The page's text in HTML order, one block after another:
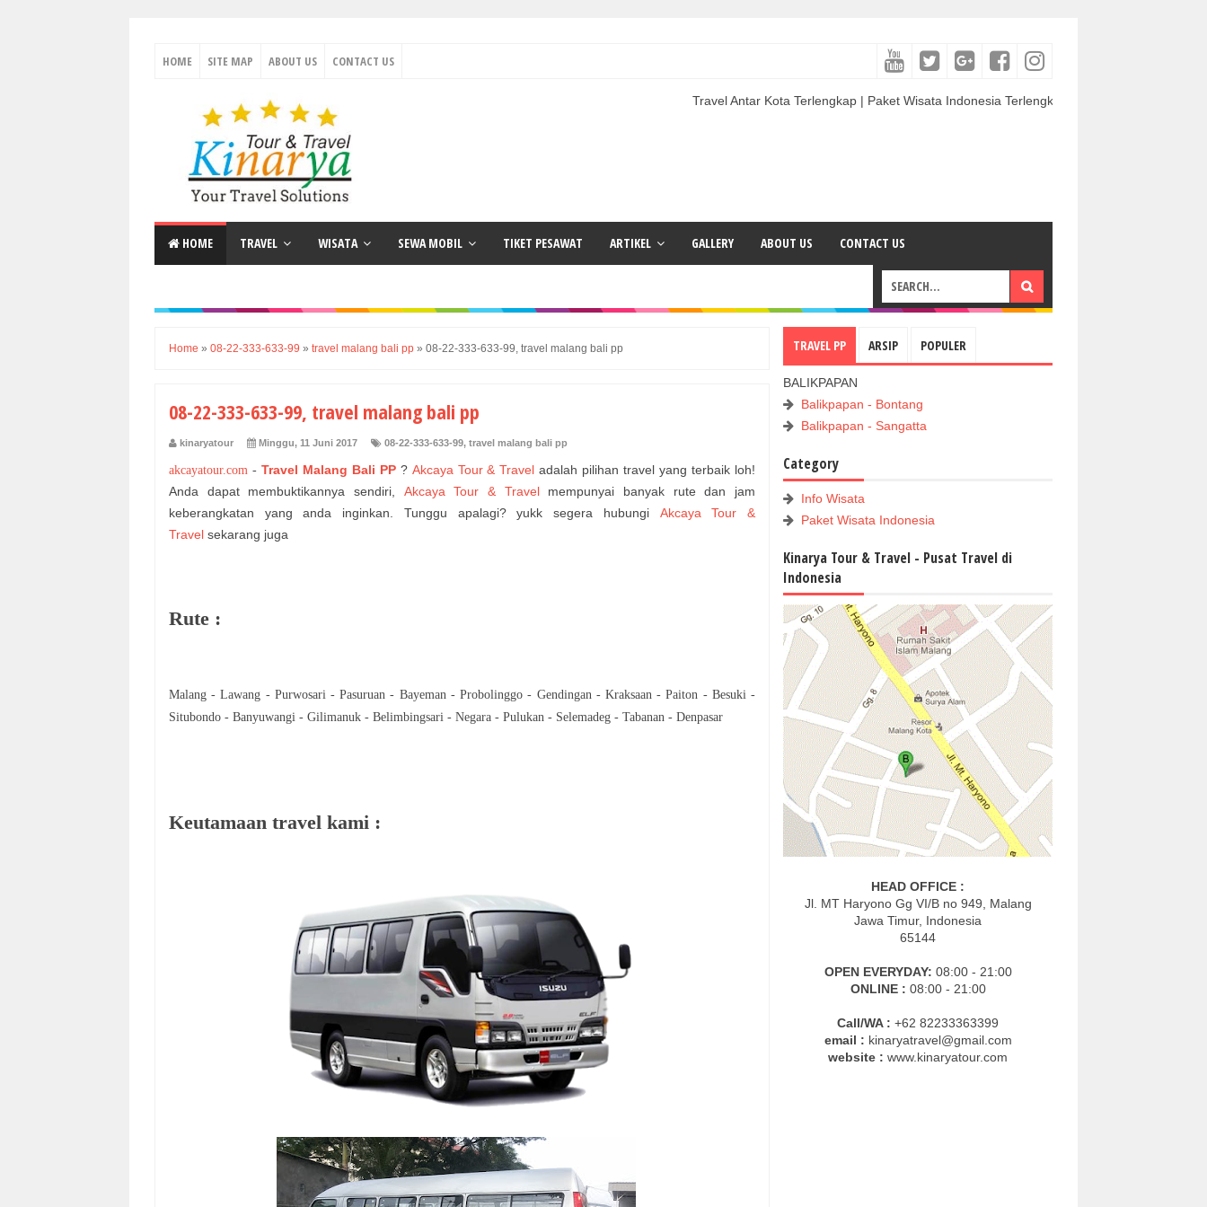
HOME SITE MAP ABOUT US CONTACT US
Travel Antar Kota Terlengkap | Paket Wisata Indonesia Terlengkap & Termurah | Sewa Mobil
HOME TRAVEL WISATA SEWA MOBIL TIKET PESAWAT ARTIKEL GALLERY ABOUT US CONTACT US
Home » 08-22-333-633-99 » travel malang bali pp » 08-22-333-633-99, travel malang bali pp
08-22-333-633-99, travel malang bali pp
kinaryatour Minggu, 11 Juni 2017 08-22-333-633-99, travel malang bali pp
akcayatour.com - Travel Malang Bali PP ? Akcaya Tour & Travel adalah pilihan travel yang terbaik loh!
Anda dapat membuktikannya sendiri, Akcaya Tour & Travelmempunyai banyak rute dan jam
keberangkatan yang anda inginkan. Tunggu apalagi? yukk segera hubungi Akcaya Tour &
Travel sekarang juga
Rute :
Malang - Lawang - Purwosari - Pasuruan - Bayeman - Probolinggo - Gendingan - Kraksaan - Paiton - Besuki -
Situbondo - Banyuwangi - Gilimanuk - Belimbingsari - Negara - Pulukan - Selemadeg - Tabanan - Denpasar
Keutamaan travel kami :
TRAVEL PP ARSIP POPULER
BALIKPAPAN
Balikpapan - Bontang
Balikpapan - Sangatta
Category
Info Wisata
Paket Wisata Indonesia
Kinarya Tour & Travel - Pusat Travel di
Indonesia
HEAD OFFICE :
Jl. MT Haryono Gg VI/B no 949, Malang
Jawa Timur, Indonesia
65144
OPEN EVERYDAY: 08:00 - 21:00
ONLINE : 08:00 - 21:00
Call/WA : +62 82233363399
email : kinaryatravel@gmail.com
website : www.kinaryatour.com